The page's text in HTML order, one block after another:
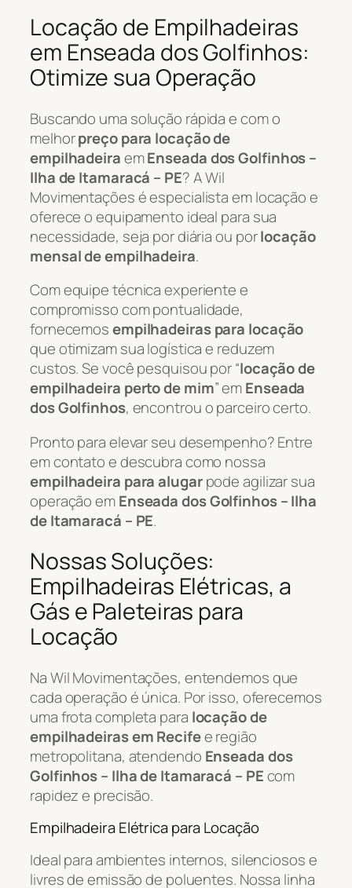
Locação de Empilhadeiras
em Enseada dos Golfinhos:
Otimize sua Operação
Buscando uma solução rápida e com o
melhorpreço para locação de
empilhadeiraemEnseada dos Golfinhos –
Ilha de Itamaracá – PE? A Wil
Movimentações é especialista em locação e
oferece o equipamento ideal para sua
necessidade, seja por diária ou porlocação
mensal de empilhadeira.
Com equipe técnica experiente e
compromisso com pontualidade,
fornecemosempilhadeiras para locação
que otimizam sua logística e reduzem
custos. Se você pesquisou por “locação de
empilhadeira perto de mim” emEnseada
dos Golfinhos, encontrou o parceiro certo.
Pronto para elevar seu desempenho? Entre
em contato e descubra como nossa
empilhadeira para alugarpode agilizar sua
operação emEnseada dos Golfinhos – Ilha
de Itamaracá – PE.
Nossas Soluções:
Empilhadeiras Elétricas, a
Gás e Paleteiras para
Locação
Na Wil Movimentações, entendemos que
cada operação é única. Por isso, oferecemos
uma frota completa para locação de
empilhadeiras em Recifee região
metropolitana, atendendo Enseada dos
Golfinhos – Ilha de Itamaracá – PEcom
rapidez e precisão.
Empilhadeira Elétrica para Locação
Ideal para ambientes internos, silenciosos e
livres de emissão de poluentes. Nossa linha